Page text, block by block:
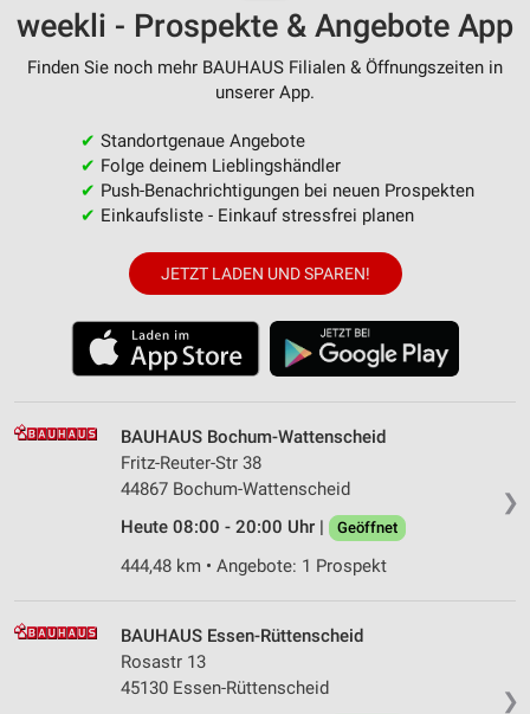
weekli - Prospekte & Angebote App
Finden Sie noch mehr BAUHAUS Filialen & Öffnungszeiten in
unserer App.
✔ Standortgenaue Angebote
✔ Folge deinem Lieblingshändler
✔ Push-Benachrichtigungen bei neuen Prospekten
✔ Einkaufsliste - Einkauf stressfrei planen
JETZT LADEN UND SPAREN!
❯
BAUHAUS Bochum-Wattenscheid
Fritz-Reuter-Str 38
44867 Bochum-Wattenscheid
Heute 08:00 - 20:00 Uhr |
Geöffnet
444,48 km • Angebote: 1 Prospekt
❯
BAUHAUS Essen-Rüttenscheid
Rosastr 13
45130 Essen-Rüttenscheid